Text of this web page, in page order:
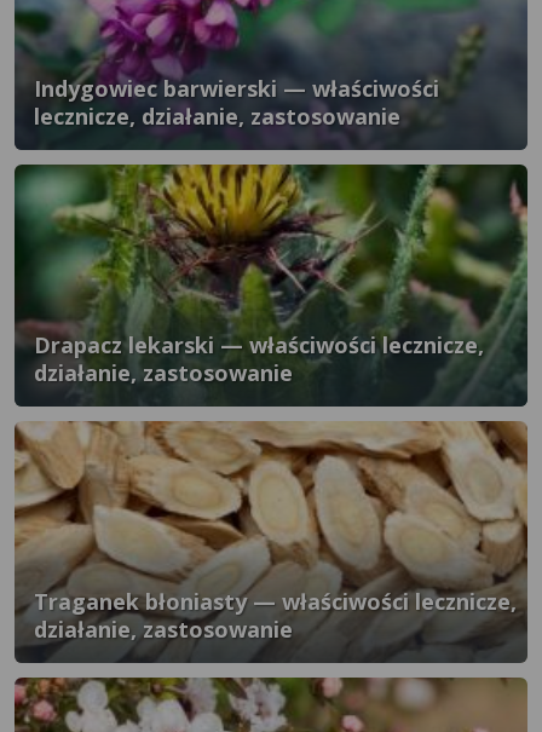
Indygowiec barwierski — właściwości
lecznicze, działanie, zastosowanie
Drapacz lekarski — właściwości lecznicze,
działanie, zastosowanie
Traganek błoniasty — właściwości lecznicze,
działanie, zastosowanie